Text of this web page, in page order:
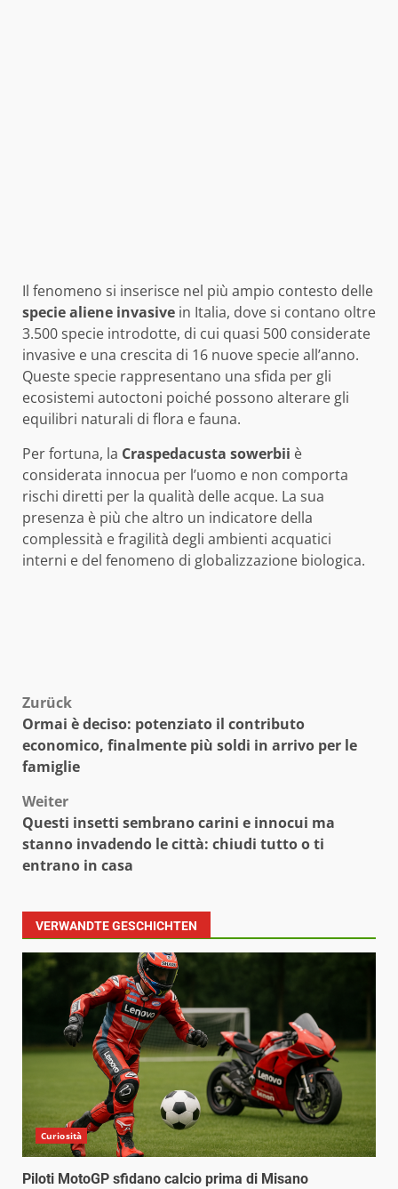
Il fenomeno si inserisce nel più ampio contesto delle
specie aliene invasive in Italia, dove si contano oltre
3.500 specie introdotte, di cui quasi 500 considerate
invasive e una crescita di 16 nuove specie all’anno.
Queste specie rappresentano una sfida per gli
ecosistemi autoctoni poiché possono alterare gli
equilibri naturali di flora e fauna.
Per fortuna, la Craspedacusta sowerbii è
considerata innocua per l’uomo e non comporta
rischi diretti per la qualità delle acque. La sua
presenza è più che altro un indicatore della
complessità e fragilità degli ambienti acquatici
interni e del fenomeno di globalizzazione biologica.
Beitragsnavigation
Zurück
Ormai è deciso: potenziato il contributo
economico, finalmente più soldi in arrivo per le
famiglie
Weiter
Questi insetti sembrano carini e innocui ma
stanno invadendo le città: chiudi tutto o ti
entrano in casa
VERWANDTE GESCHICHTEN
Curiosità
Piloti MotoGP sfidano calcio prima di Misano